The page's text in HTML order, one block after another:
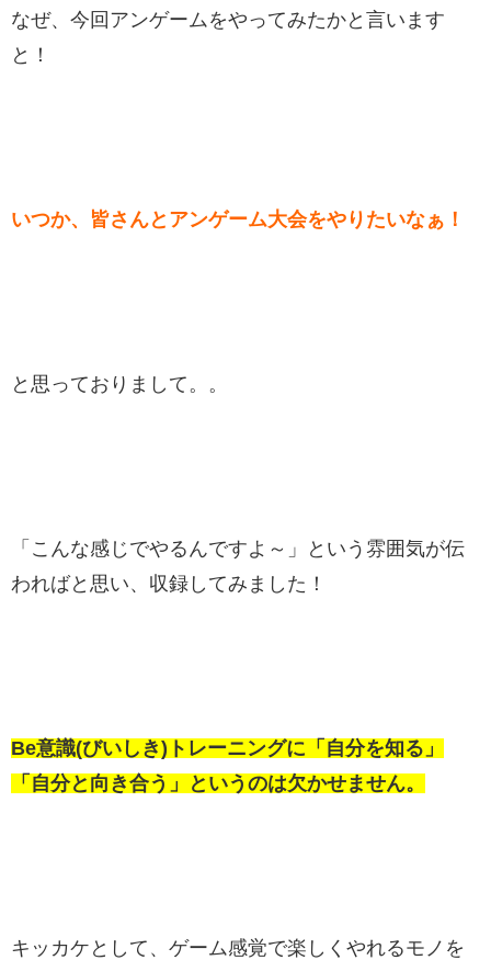
なぜ、今回アンゲームをやってみたかと言います
と！
いつか、皆さんとアンゲーム大会をやりたいなぁ！
と思っておりまして。。
「こんな感じでやるんですよ～」という雰囲気が伝
わればと思い、収録してみました！
Be意識(びいしき)トレーニングに「自分を知る」
「自分と向き合う」というのは欠かせません。
キッカケとして、ゲーム感覚で楽しくやれるモノを